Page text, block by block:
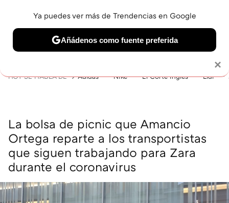
BELLEZA SHOPPING VIAJES GASTRO SNEAKERS
HOY SE HABLA DE Adidas Nike El Corte Inglés Lidl
La bolsa de picnic que Amancio
Ortega reparte a los transportistas
que siguen trabajando para Zara
durante el coronavirus
×
Ya puedes ver más de Trendencias en Google
Añádenos como fuente preferida